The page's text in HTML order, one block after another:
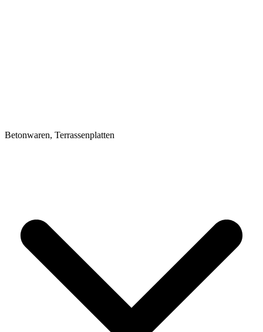
Betonwaren, Terrassenplatten